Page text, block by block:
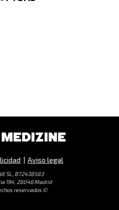
| Aviso legal
SL, B72438583
194, 28046 Madrid
reservados ©